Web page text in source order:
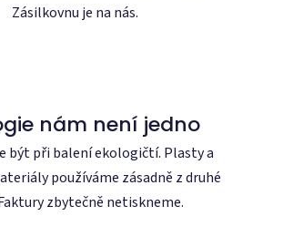
Zásilkovnu je na nás.
nám není jedno
být při balení ekologičtí. Plasty a
používáme zásadně z druhé
zbytečně netiskneme.